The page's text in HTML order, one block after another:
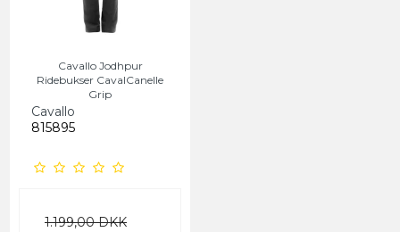
Cavallo Jodhpur
Ridebukser CavalCanelle
Grip
Cavallo
815895
1.199,00 DKK